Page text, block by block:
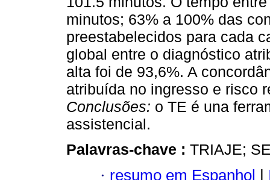
minutos; 63% a 100% das
preestabelecidos para cada
global entre o diagnóstico
alta foi de 93,6%. A
atribuída no ingresso e risco
Conclusões: o TE é una
assistencial.
Palavras-chave : TRIAJE;
· resumo em Espanhol |